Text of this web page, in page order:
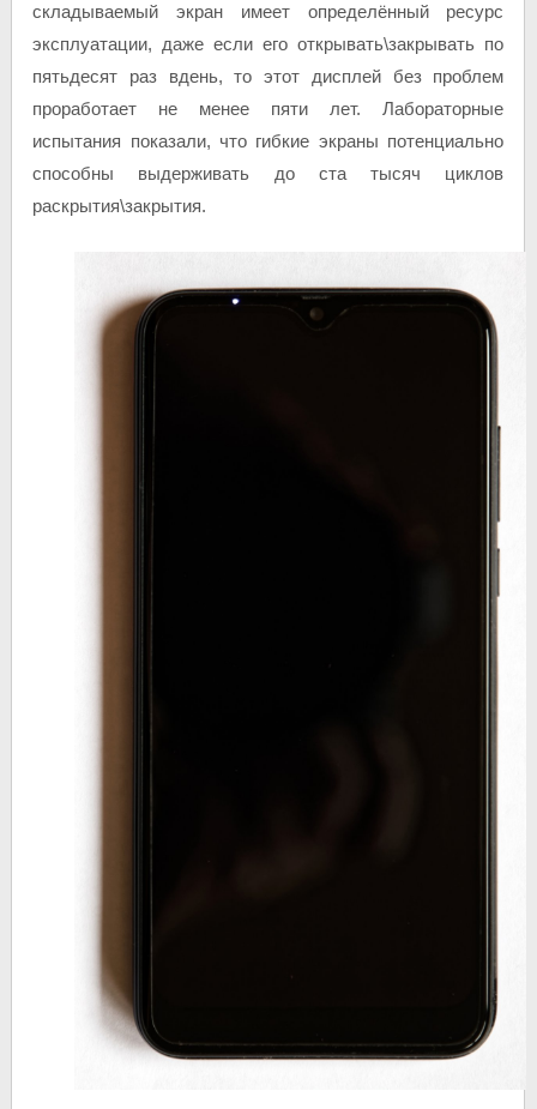
складываемый экран имеет определённый ресурс
эксплуатации, даже если его открывать\закрывать по
пятьдесят раз вдень, то этот дисплей без проблем
проработает не менее пяти лет. Лабораторные
испытания показали, что гибкие экраны потенциально
способны выдерживать до ста тысяч циклов
раскрытия\закрытия.